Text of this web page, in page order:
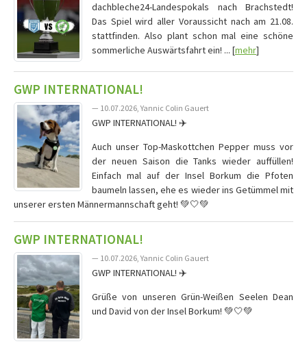
dachbleche24-Landespokals nach Brachstedt!
Das Spiel wird aller Voraussicht nach am 21.08.
stattfinden. Also plant schon mal eine schöne
sommerliche Auswärtsfahrt ein! ... [mehr]
GWP INTERNATIONAL!
— 10.07.2026, Yannic Colin Gauert
GWP INTERNATIONAL! ✈️
Auch unser Top-Maskottchen Pepper muss vor
der neuen Saison die Tanks wieder auffüllen!
Einfach mal auf der Insel Borkum die Pfoten
baumeln lassen, ehe es wieder ins Getümmel mit
unserer ersten Männermannschaft geht! 💚🤍💚
GWP INTERNATIONAL!
— 10.07.2026, Yannic Colin Gauert
GWP INTERNATIONAL! ✈️
Grüße von unseren Grün-Weißen Seelen Dean
und David von der Insel Borkum! 💚🤍💚